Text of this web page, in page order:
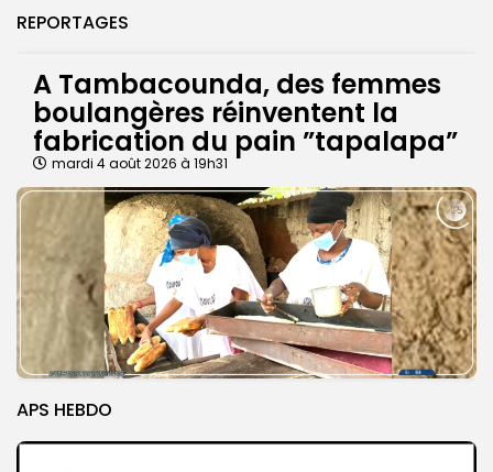
REPORTAGES
A Tambacounda, des femmes
boulangères réinventent la
fabrication du pain ”tapalapa”
mardi 4 août 2026 à 19h31
APS HEBDO